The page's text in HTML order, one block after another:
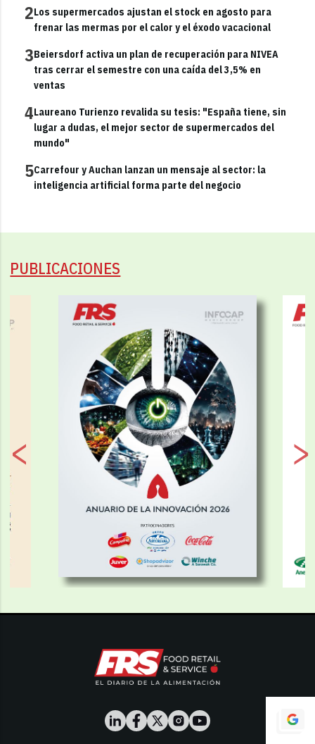
2Los supermercados ajustan el stock en agosto para
frenar las mermas por el calor y el éxodo vacacional
3Beiersdorf activa un plan de recuperación para NIVEA
tras cerrar el semestre con una caída del 3,5% en
ventas
4Laureano Turienzo revalida su tesis: "España tiene, sin
lugar a dudas, el mejor sector de supermercados del
mundo"
5Carrefour y Auchan lanzan un mensaje al sector: la
inteligencia artificial forma parte del negocio
PUBLICACIONES